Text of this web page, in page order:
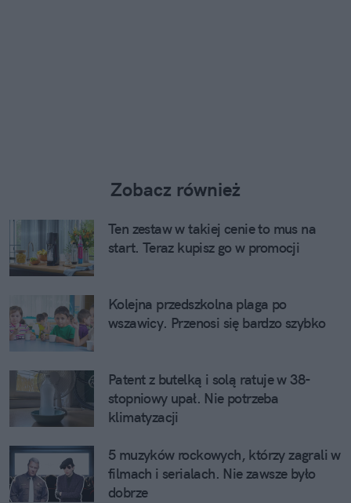
Zobacz również
Ten zestaw w takiej cenie to mus na
start. Teraz kupisz go w promocji
Kolejna przedszkolna plaga po
wszawicy. Przenosi się bardzo szybko
Patent z butelką i solą ratuje w 38-
stopniowy upał. Nie potrzeba
klimatyzacji
5 muzyków rockowych, którzy zagrali w
filmach i serialach. Nie zawsze było
dobrze